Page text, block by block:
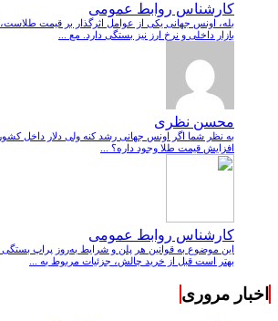
کارشناس روابط عمومی
بله، اونس جهانی یکی از عوامل اثرگذار بر قیمت طلاست،
بازار داخلی و نرخ ارز نیز بستگی دارد. مع ...
محسن نظری
به نظر شما اگر اونس جهانی رشد کنه ولی دلار داخل کشور
افزایش قیمت طلا وجود داره؟ ...
کارشناس روابط عمومی
این موضوع به قوانین هر پلن و شرایط به‌روز پراپ
بهتر است قبل از خرید چالش، جزئیات مربوط به ...
اخبار مروری